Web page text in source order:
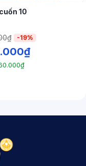
bạn lựa chọn rèm
với môi trường
10
₫ -19%
₫
₫